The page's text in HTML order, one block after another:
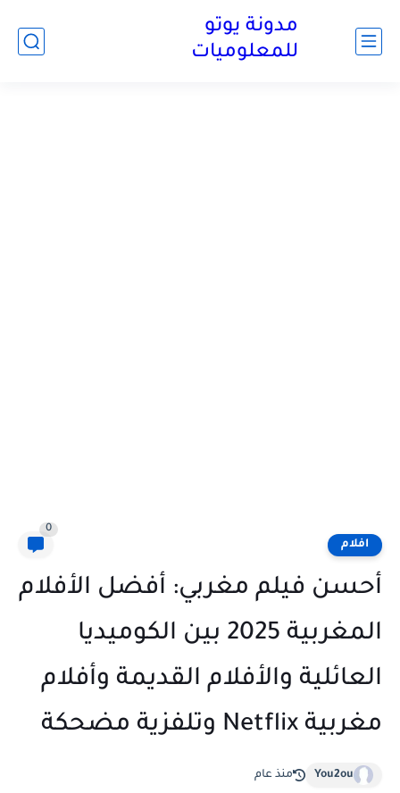
مدونة يوتو
للمعلوميات
افلام
0
أحسن فيلم مغربي: أفضل الأفلام
المغربية 2025 بين الكوميديا
العائلية والأفلام القديمة وأفلام
مغربية Netflix وتلفزية مضحكة
You2ou منذ عام